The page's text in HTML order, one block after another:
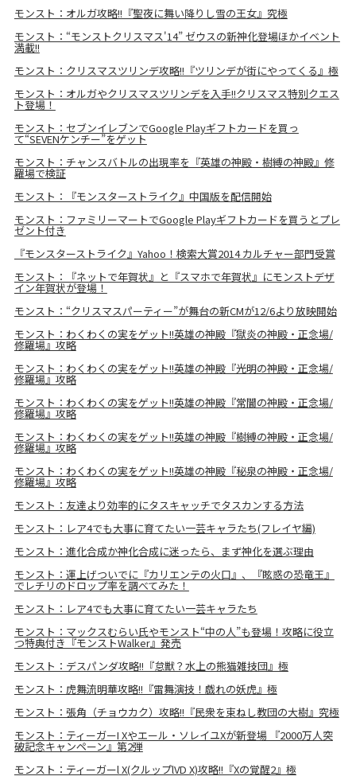
モンスト：オルガ攻略!!『聖夜に舞い降りし雪の王女』究極
モンスト：“モンストクリスマス'14” ゼウスの新神化登場ほかイベント
満載!!
モンスト：クリスマスツリンデ攻略!!『ツリンデが街にやってくる』極
モンスト：オルガやクリスマスツリンデを入手!!クリスマス特別クエス
ト登場！
モンスト：セブンイレブンでGoogle Playギフトカードを買っ
て“SEVENケンチー”をゲット
モンスト：チャンスバトルの出現率を『英雄の神殿・樹縛の神殿』修
羅場で検証
モンスト：『モンスターストライク』中国版を配信開始
モンスト：ファミリーマートでGoogle Playギフトカードを買うとプレ
ゼント付き
『モンスターストライク』Yahoo！検索大賞2014 カルチャー部門受賞
モンスト：『ネットで年賀状』と『スマホで年賀状』にモンストデザ
イン年賀状が登場！
モンスト：“クリスマスパーティー”が舞台の新CMが12/6より放映開始
モンスト：わくわくの実をゲット!!英雄の神殿『獄炎の神殿・正念場/
修羅場』攻略
モンスト：わくわくの実をゲット!!英雄の神殿『光明の神殿・正念場/
修羅場』攻略
モンスト：わくわくの実をゲット!!英雄の神殿『常闇の神殿・正念場/
修羅場』攻略
モンスト：わくわくの実をゲット!!英雄の神殿『樹縛の神殿・正念場/
修羅場』攻略
モンスト：わくわくの実をゲット!!英雄の神殿『秘泉の神殿・正念場/
修羅場』攻略
モンスト：友達より効率的にタスキャッチでタスカンする方法
モンスト：レア4でも大事に育てたい一芸キャラたち(フレイヤ編)
モンスト：進化合成か神化合成に迷ったら、まず神化を選ぶ理由
モンスト：運上げついでに『カリエンテの火口』、『眩惑の恐竜王』
でレチリのドロップ率を調べてみた！
モンスト：レア4でも大事に育てたい一芸キャラたち
モンスト：マックスむらい氏やモンスト“中の人”も登場！攻略に役立
つ特典付き『モンストWalker』発売
モンスト：デスパンダ攻略!!『怠獣？水上の熊猫雑技団』極
モンスト：虎舞流明華攻略!!『雷舞演技！戯れの妖虎』極
モンスト：張角（チョウカク）攻略!!『民衆を束ねし教団の大樹』究極
モンスト：ティーガーI Xやエール・ソレイユXが新登場 『2000万人突
破記念キャンペーン』第2弾
モンスト：ティーガーl X(クルップlVD X)攻略!!『Xの覚醒2』極